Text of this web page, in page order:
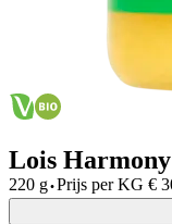
Lois
220 g·Prijs per KG €